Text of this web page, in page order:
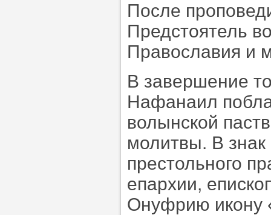
После
Предстоятель
Православия и
В завершение
Нафанаил
волынской
молитвы. В знак
престольного
епархии,
Онуфрию икону